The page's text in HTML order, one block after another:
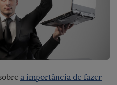
a importância de fazer